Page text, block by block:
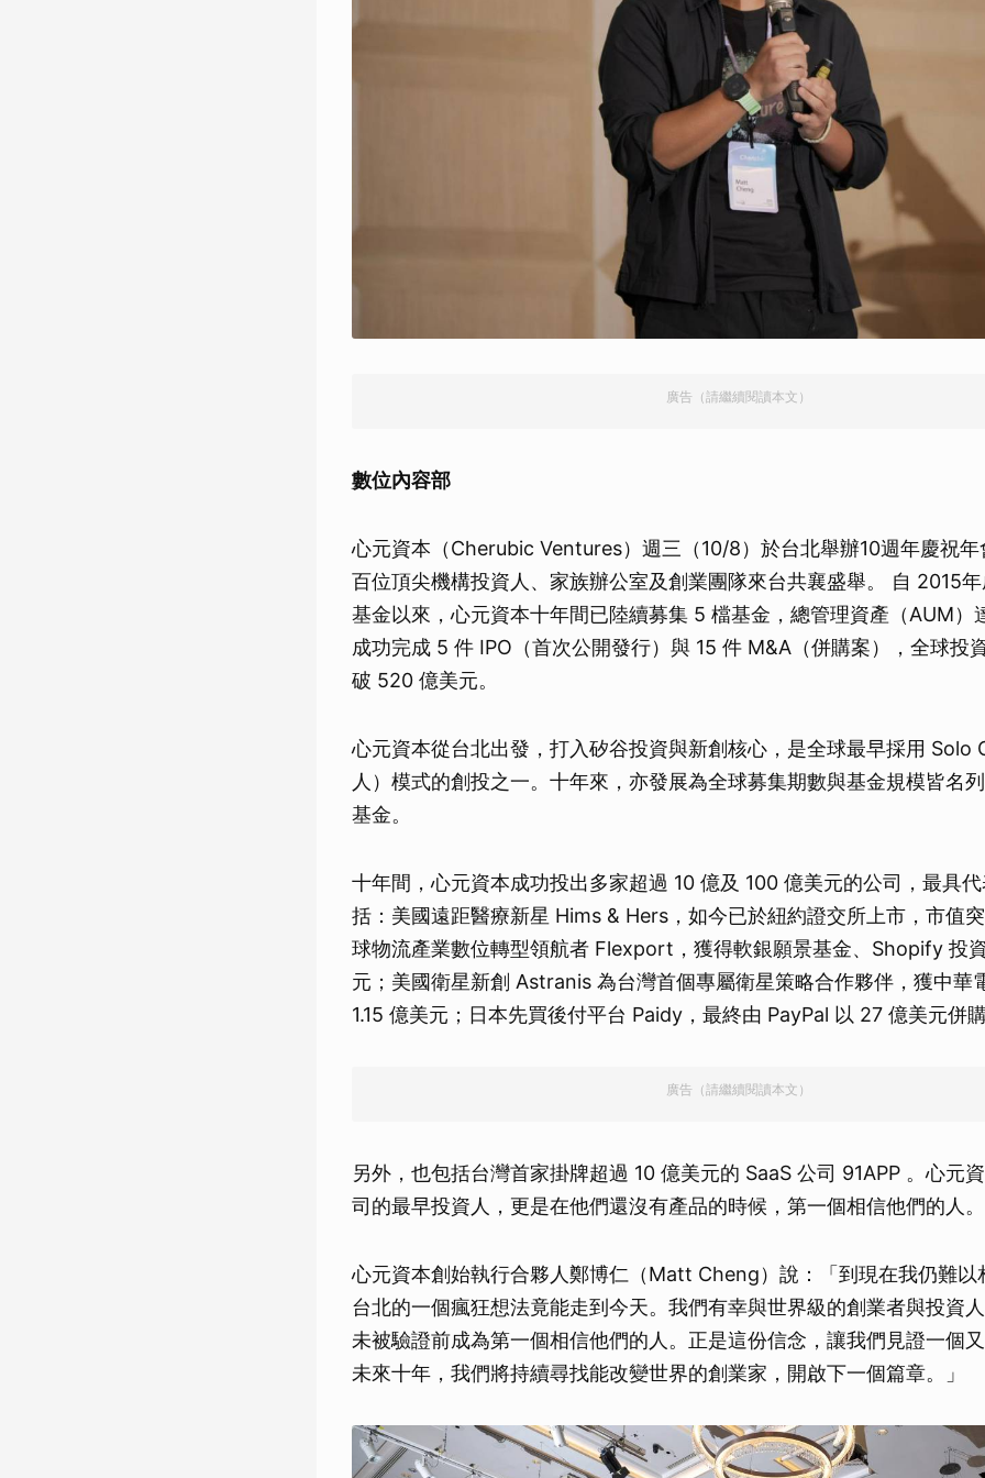
廣告（請繼續閱讀本文）
數位內容部
心元資本（Cherubic Ventures）週三（10/8）於台北舉辦10週年慶祝
百位頂尖機構投資人、家族辦公室及創業團隊來台共襄盛舉。 自 2015
基金以來，心元資本十年間已陸續募集 5 檔基金，總管理資產（AUM）
成功完成 5 件 IPO（首次公開發行）與 15 件 M&A（併購案），全球投
破 520 億美元。
心元資本從台北出發，打入矽谷投資與新創核心，是全球最早採用 Solo
人）模式的創投之一。十年來，亦發展為全球募集期數與基金規模皆名
基金。
十年間，心元資本成功投出多家超過 10 億及 100 億美元的公司，最具
括：美國遠距醫療新星 Hims & Hers，如今已於紐約證交所上市，市值
球物流產業數位轉型領航者 Flexport，獲得軟銀願景基金、Shopify 投
元；美國衛星新創 Astranis 為台灣首個專屬衛星策略合作夥伴，獲中華
1.15 億美元；日本先買後付平台 Paidy，最終由 PayPal 以 27 億美元併
廣告（請繼續閱讀本文）
另外，也包括台灣首家掛牌超過 10 億美元的 SaaS 公司 91APP 。心元
司的最早投資人，更是在他們還沒有產品的時候，第一個相信他們的人。
心元資本創始執行合夥人鄭博仁（Matt Cheng）說：「到現在我仍難以
台北的一個瘋狂想法竟能走到今天。我們有幸與世界級的創業者與投資
未被驗證前成為第一個相信他們的人。正是這份信念，讓我們見證一個
未來十年，我們將持續尋找能改變世界的創業家，開啟下一個篇章。」